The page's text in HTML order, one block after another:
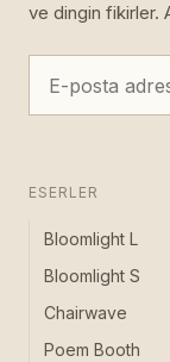
ve dingin fikirler.
ESERLER
Bloomlight L
Bloomlight S
Chairwave
Poem Booth